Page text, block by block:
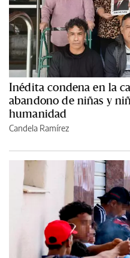
Inédita condena en la
abandono de niñas y
humanidad
Candela Ramírez